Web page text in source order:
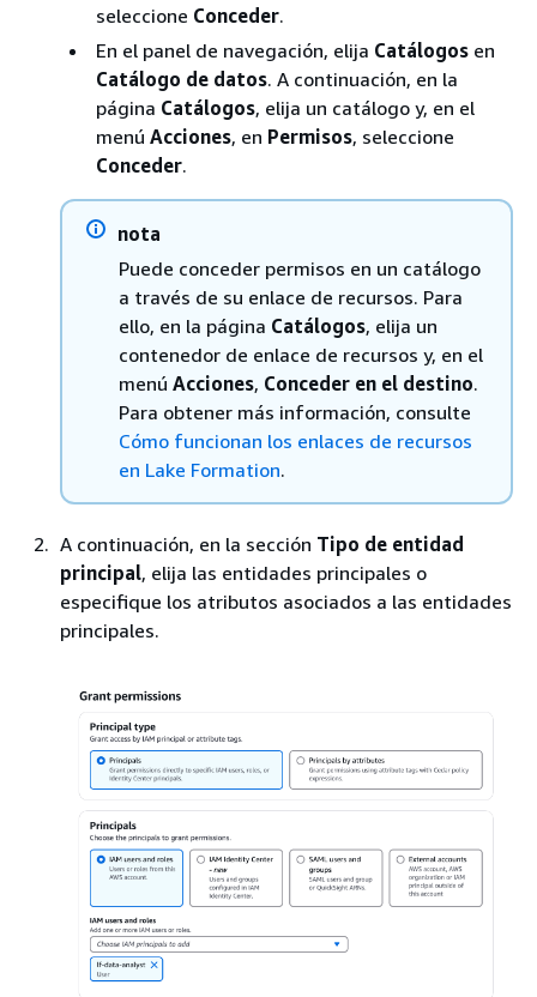
seleccione Conceder.
En el panel de navegación, elija Catálogos en
Catálogo de datos. A continuación, en la
página Catálogos, elija un catálogo y, en el
menú Acciones, en Permisos, seleccione
Conceder.
nota
Puede conceder permisos en un catálogo
a través de su enlace de recursos. Para
ello, en la página Catálogos, elija un
contenedor de enlace de recursos y, en el
menú Acciones, Conceder en el destino.
Para obtener más información, consulte
Cómo funcionan los enlaces de recursos
en Lake Formation.
A continuación, en la sección Tipo de entidad
principal, elija las entidades principales o
especifique los atributos asociados a las entidades
principales.